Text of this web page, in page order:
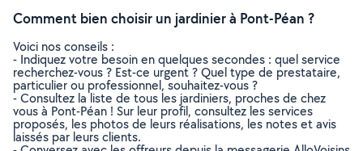
Comment bien choisir un jardinier à Pont-Péan ?
Voici nos conseils :
- Indiquez votre besoin en quelques secondes : quel service
recherchez-vous ? Est-ce urgent ? Quel type de prestataire,
particulier ou professionnel, souhaitez-vous ?
- Consultez la liste de tous les jardiniers, proches de chez
vous à Pont-Péan ! Sur leur profil, consultez les services
proposés, les photos de leurs réalisations, les notes et avis
laissés par leurs clients.